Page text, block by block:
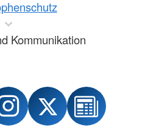
Kommunikation